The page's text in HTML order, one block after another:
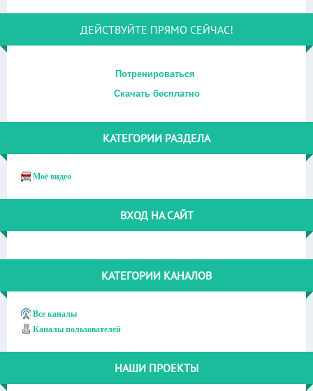
ДЕЙСТВУЙТЕ ПРЯМО СЕЙЧАС!
Потренироваться
Скачать бесплатно
КАТЕГОРИИ РАЗДЕЛА
Моё видео
ВХОД НА САЙТ
КАТЕГОРИИ КАНАЛОВ
Все каналы
Каналы пользователей
НАШИ ПРОЕКТЫ